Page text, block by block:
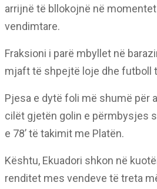
arrijnë të bllokojnë në
vendimtare.
Fraksioni i parë mbyllet në
mjaft të shpejtë loje dhe futboll
Pjesa e dytë foli më shumë për
cilët gjetën golin e përmbysjes
e 78’ të takimit me Platën.
Kështu, Ekuadori shkon në
renditet mes vendeve të treta